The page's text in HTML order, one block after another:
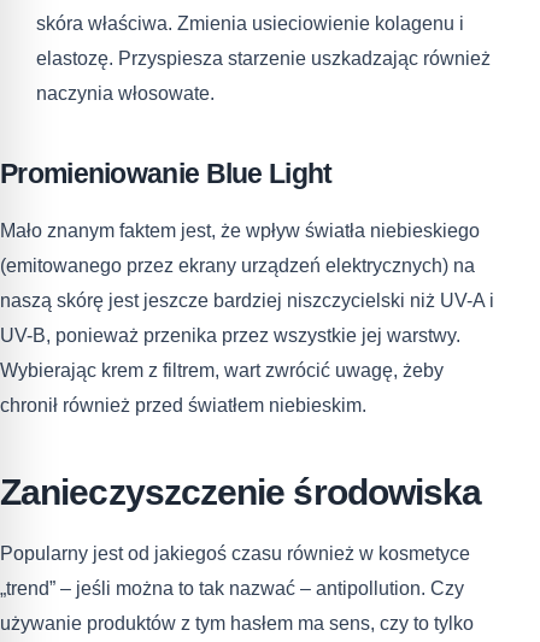
skóra właściwa. Zmienia usieciowienie kolagenu i
elastozę. Przyspiesza starzenie uszkadzając również
naczynia włosowate.
Promieniowanie Blue Light
Mało znanym faktem jest, że wpływ światła niebieskiego
(emitowanego przez ekrany urządzeń elektrycznych) na
naszą skórę jest jeszcze bardziej niszczycielski niż UV-A i
UV-B, ponieważ przenika przez wszystkie jej warstwy.
Wybierając krem z filtrem, wart zwrócić uwagę, żeby
chronił również przed światłem niebieskim.
Zanieczyszczenie środowiska
Popularny jest od jakiegoś czasu również w kosmetyce
„trend” – jeśli można to tak nazwać – antipollution. Czy
używanie produktów z tym hasłem ma sens, czy to tylko